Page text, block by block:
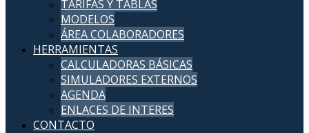
TARIFAS Y TABLAS
MODELOS
ÁREA COLABORADORES
HERRAMIENTAS
CALCULADORAS BÁSICAS
SIMULADORES EXTERNOS
AGENDA
ENLACES DE INTERES
CONTACTO